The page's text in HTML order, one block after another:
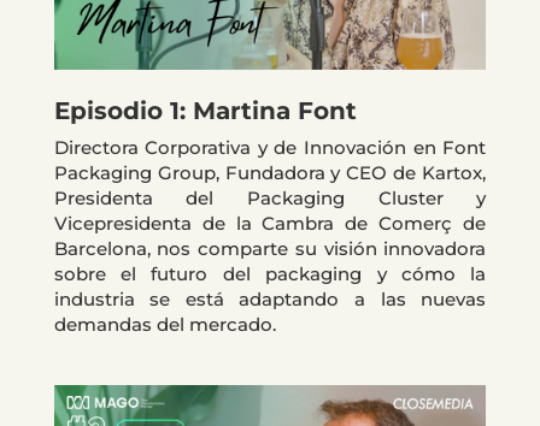
Episodio 1: Martina Font
Directora Corporativa y de Innovación en Font
Packaging Group, Fundadora y CEO de Kartox,
Presidenta del Packaging Cluster y
Vicepresidenta de la Cambra de Comerç de
Barcelona, nos comparte su visión innovadora
sobre el futuro del packaging y cómo la
industria se está adaptando a las nuevas
demandas del mercado.